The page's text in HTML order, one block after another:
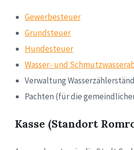
Gewerbesteuer
Grundsteuer
Hundesteuer
Wasser- und
Verwaltung
Pachten (für die
Kasse (Standort